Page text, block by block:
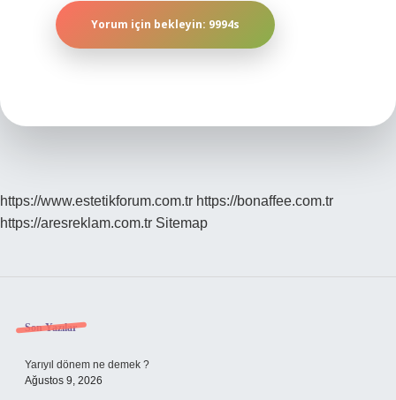
https://www.estetikforum.com.tr https://bonaffee.com.tr
https://aresreklam.com.tr Sitemap
Sidebar
Son Yazılar
Yarıyıl dönem ne demek ?
Ağustos 9, 2026